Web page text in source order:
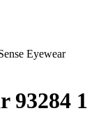
Eyewear
93284 1